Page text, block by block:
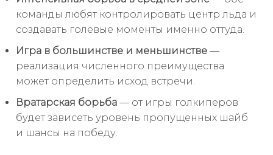
команды любят контролировать центр льда и
создавать голевые моменты именно оттуда.
Игра в большинстве и меньшинстве —
реализация численного преимущества
может определить исход встречи.
Вратарская борьба — от игры голкиперов
будет зависеть уровень пропущенных шайб
и шансы на победу.